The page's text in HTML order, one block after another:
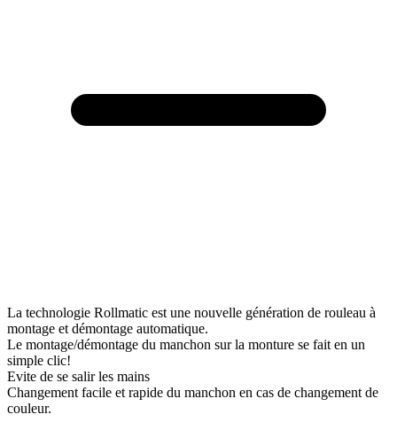
La technologie Rollmatic est une nouvelle génération de rouleau à
montage et démontage automatique.
Le montage/démontage du manchon sur la monture se fait en un
simple clic!
Evite de se salir les mains
Changement facile et rapide du manchon en cas de changement de
couleur.